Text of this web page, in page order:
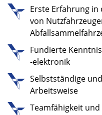
Erste Erfahrung
von
Fundierte
-elektronik
Selbstständige
Arbeitsweise
Teamfähigkeit